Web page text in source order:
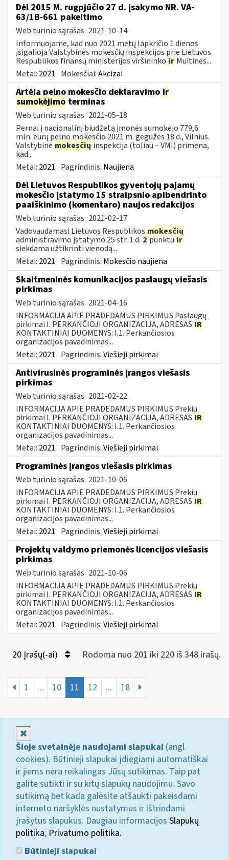
Dėl 2015 M. rugpjūčio 27 d. įsakymo NR. VA-
63/1B-661 pakeitimo
Web turinio sąrašas 2021-10-14
Informuojame, kad nuo 2021 metų lapkričio 1 dienos
įsigalioja Valstybinės mokesčių inspekcijos prie Lietuvos
Respublikos finansų ministerijos viršininko ir Muitinės...
Metai: 2021 Mokesčiai:Akcizai
Artėja pelno mokesčio deklaravimo ir
sumokėjimo terminas
Web turinio sąrašas 2021-05-18
Pernai į nacionalinį biudžetą įmonės sumokėjo 779,6
mln. eurų pelno mokesčio 2021 m. gegužės 18 d., Vilnius.
Valstybinė mokesčių inspekcija (toliau – VMI) primena,
kad...
Metai: 2021 Pagrindinis: Naujiena
Dėl Lietuvos Respublikos gyventojų pajamų
mokesčio įstatymo 15 straipsnio apibendrinto
paaiškinimo (komentaro) naujos redakcijos
Web turinio sąrašas 2021-02-17
Vadovaudamasi Lietuvos Respublikos mokesčių
administravimo įstatymo 25 str. 1 d. 2punktuir
siekdama užtikrinti vienodą...
Metai: 2021 Pagrindinis: Mokesčio naujiena
Skaitmeninės komunikacijos paslaugų viešasis
pirkimas
Web turinio sąrašas 2021-04-16
INFORMACIJA APIE PRADEDAMUS PIRKIMUS Paslaugų
pirkimai I. PERKANČIOJI ORGANIZACIJA, ADRESAS IR
KONTAKTINIAI DUOMENYS: I.1. Perkančiosios
organizacijos pavadinimas...
Metai: 2021 Pagrindinis:Viešieji pirkimai
Antivirusinės programinės įrangos viešasis
pirkimas
Web turinio sąrašas 2021-02-22
INFORMACIJA APIE PRADEDAMUS PIRKIMUS Prekių
pirkimai I. PERKANČIOJI ORGANIZACIJA, ADRESAS IR
KONTAKTINIAI DUOMENYS: I.1. Perkančiosios
organizacijos pavadinimas...
Metai: 2021 Pagrindinis:Viešieji pirkimai
Programinės įrangos viešasis pirkimas
Web turinio sąrašas 2021-10-06
INFORMACIJA APIE PRADEDAMUS PIRKIMUS Prekių
pirkimai I. PERKANČIOJI ORGANIZACIJA, ADRESAS IR
KONTAKTINIAI DUOMENYS: I.1. Perkančiosios
organizacijos pavadinimas...
Metai: 2021 Pagrindinis:Viešieji pirkimai
Projektų valdymo priemonės licencijos viešasis
pirkimas
Web turinio sąrašas 2021-10-06
INFORMACIJA APIE PRADEDAMUS PIRKIMUS Prekių
pirkimai I. PERKANČIOJI ORGANIZACIJA, ADRESAS IR
KONTAKTINIAI DUOMENYS: I.1. Perkančiosios
organizacijos pavadinimas...
Metai: 2021 Pagrindinis:Viešieji pirkimai
20 Įrašų(-ai) Rodoma nuo 201 iki 220 iš 348 irašų.
1 ... 10 11 12 ... 18
Šioje svetainėje naudojami slapukai (angl.
cookies). Būtinieji slapukai įdiegiami automatiškai
ir jiems nėra reikalingas Jūsų sutikimas. Taip pat
galite sutikti ir su kitų slapukų naudojimu. Savo
sutikimą bet kada galėsite atšaukti pakeisdami
interneto naršyklės nustatymus ir ištrindami
įrašytus slapukus. Daugiau informacijos Slapukų
politika; Privatumo politika.
Būtinieji slapukai